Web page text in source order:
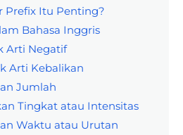
Prefix Itu Penting?
Bahasa Inggris
Arti Negatif
Arti Kebalikan
Jumlah
Tingkat atau Intensitas
Waktu atau Urutan